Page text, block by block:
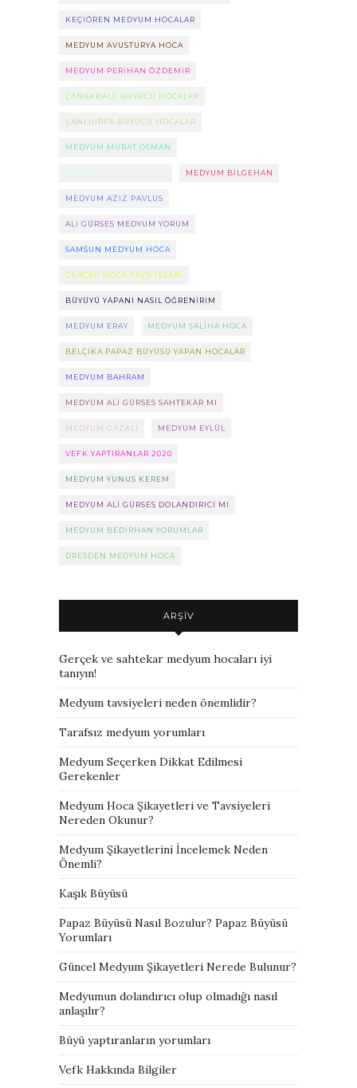
KEÇIÖREN MEDYUM HOCALAR
MEDYUM AVUSTURYA HOCA
MEDYUM PERIHAN ÖZDEMIR
ÇANAKKALE BÜYÜCÜ HOCALAR
ŞANLIURFA BÜYÜCÜ HOCALAR
MEDYUM MURAT OSMAN
GÖNEN MEDYUM HOCA MEDYUM BILGEHAN
MEDYUM AZIZ PAVLUS
ALI GÜRSES MEDYUM YORUM
SAMSUN MEDYUM HOCA
GERÇEK HOCA TAVSIYELERI
BÜYÜYÜ YAPANI NASIL ÖĞRENIRIM
MEDYUM ERAY MEDYUM SALIHA HOCA
BELÇIKA PAPAZ BÜYÜSÜ YAPAN HOCALAR
MEDYUM BAHRAM
MEDYUM ALI GÜRSES SAHTEKAR MI
MEDYUM GAZALI MEDYUM EYLÜL
VEFK YAPTIRANLAR 2020
MEDYUM YUNUS KEREM
MEDYUM ALI GÜRSES DOLANDIRICI MI
MEDYUM BEDIRHAN YORUMLAR
DRESDEN MEDYUM HOCA
ARŞIV
Gerçek ve sahtekar medyum hocaları iyi
tanıyın!
Medyum tavsiyeleri neden önemlidir?
Tarafsız medyum yorumları
Medyum Seçerken Dikkat Edilmesi
Gerekenler
Medyum Hoca Şikayetleri ve Tavsiyeleri
Nereden Okunur?
Medyum Şikayetlerini İncelemek Neden
Önemli?
Kaşık Büyüsü
Papaz Büyüsü Nasıl Bozulur? Papaz Büyüsü
Yorumları
Güncel Medyum Şikayetleri Nerede Bulunur?
Medyumun dolandırıcı olup olmadığı nasıl
anlaşılır?
Büyü yaptıranların yorumları
Vefk Hakkında Bilgiler